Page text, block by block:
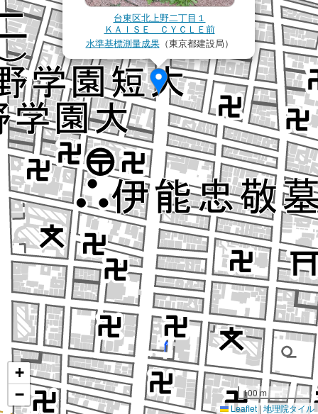
台東区北上野二丁目１
ＫＡＩＳＥ ＣＹＣＬＥ前
水準基標測量成果（東京都建設局）
+
−
100 m
Leaflet | 地理院タイル